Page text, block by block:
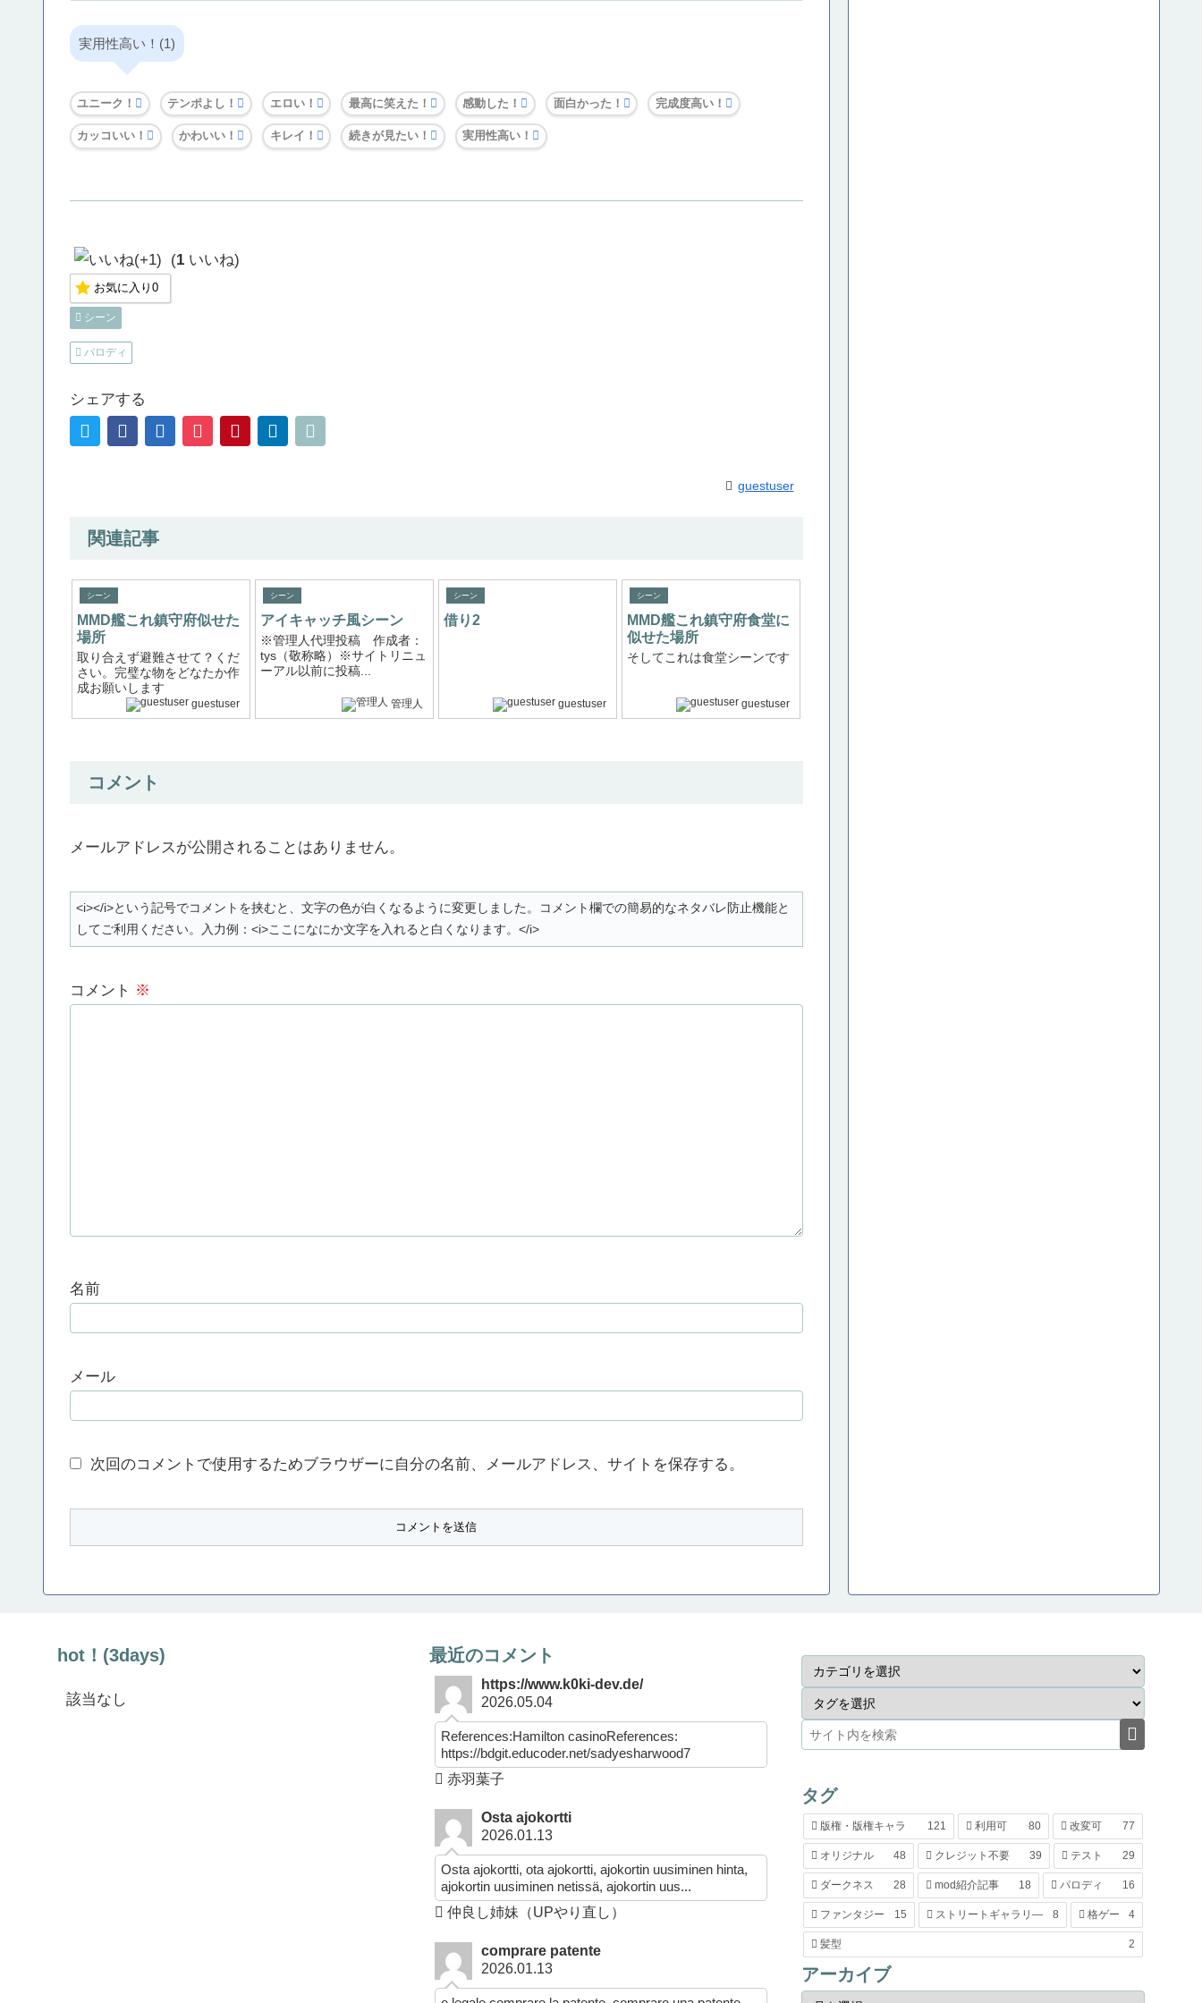
実用性高い！(1)
ユニーク！ テンポよし！ エロい！ 最高に笑えた！ 感動した！ 面白かった！ 完成度高い！
カッコいい！ かわいい！ キレイ！ 続きが見たい！ 実用性高い！
(1いいね)
お気に入り0
シーン
パロディ
シェアする
guestuser
関連記事
シーン
MMD艦これ鎮守府似せた
場所
取り合えず避難させて？くだ
さい。完璧な物をどなたか作
成お願いします
guestuser
シーン
アイキャッチ風シーン
※管理人代理投稿 作成者：
tys（敬称略）※サイトリニュ
ーアル以前に投稿...
管理人
シーン
借り2
guestuser
シーン
MMD艦これ鎮守府食堂に
似せた場所
そしてこれは食堂シーンです
guestuser
コメント
メールアドレスが公開されることはありません。
<i></i>という記号でコメントを挟むと、文字の色が白くなるように変更しました。コメント欄での簡易的なネタバレ防止機能と
してご利用ください。入力例：<i>ここになにか文字を入れると白くなります。</i>
コメント ※
名前
メール
次回のコメントで使用するためブラウザーに自分の名前、メールアドレス、サイトを保存する。
hot！(3days)
該当なし
最近のコメント
https://www.k0ki-dev.de/
2026.05.04
References:Hamilton casinoReferences:
https://bdgit.educoder.net/sadyesharwood7
赤羽葉子
Osta ajokortti
2026.01.13
Osta ajokortti, ota ajokortti, ajokortin uusiminen hinta,
ajokortin uusiminen netissä, ajokortin uus...
仲良し姉妹（UPやり直し）
comprare patente
2026.01.13
タグ
版権・版権キャラ 121 利用可 80 改変可 77
オリジナル 48 クレジット不要 39 テスト 29
ダークネス 28 mod紹介記事 18 パロディ 16
ファンタジー 15 ストリートギャラリ― 8 格ゲー 4
髪型 2
アーカイブ